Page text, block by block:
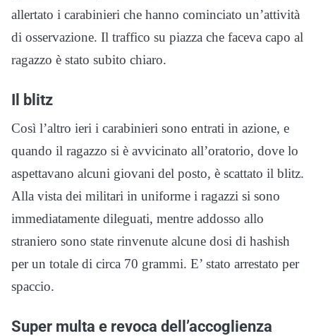
allertato i carabinieri che hanno cominciato un’attività
di osservazione. Il traffico su piazza che faceva capo al
ragazzo è stato subito chiaro.
Il blitz
Così l’altro ieri i carabinieri sono entrati in azione, e
quando il ragazzo si è avvicinato all’oratorio, dove lo
aspettavano alcuni giovani del posto, è scattato il blitz.
Alla vista dei militari in uniforme i ragazzi si sono
immediatamente dileguati, mentre addosso allo
straniero sono state rinvenute alcune dosi di hashish
per un totale di circa 70 grammi. E’ stato arrestato per
spaccio.
Super multa e revoca dell’accoglienza